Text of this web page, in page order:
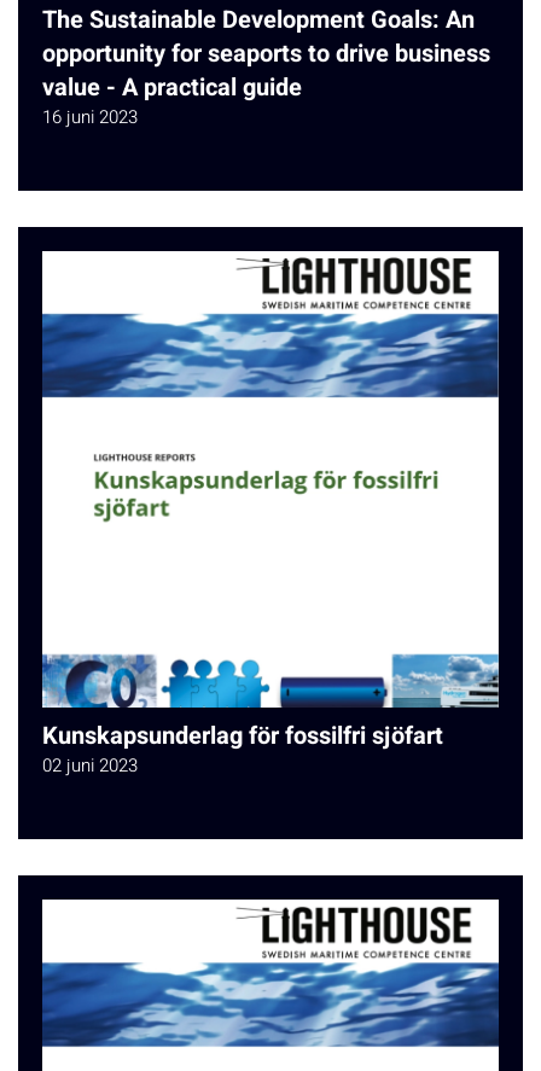
The Sustainable Development Goals: An
opportunity for seaports to drive business
value - A practical guide
16 juni 2023
Kunskapsunderlag för fossilfri sjöfart
02 juni 2023